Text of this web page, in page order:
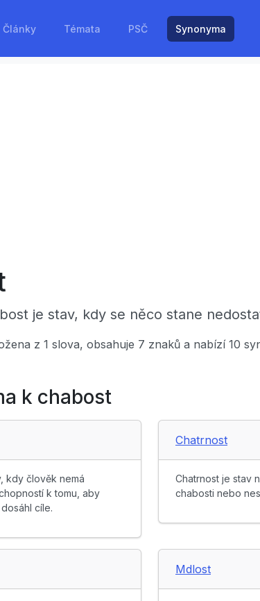
Články Témata PSČ Synonyma
je stav, kdy se něco stane
z 1 slova, obsahuje 7 znaků a nabízí 10
k chabost
kdy člověk nemá
k tomu, aby
cíle.
Chatrnost
Chatrnost je stav
chabosti nebo
Mdlost